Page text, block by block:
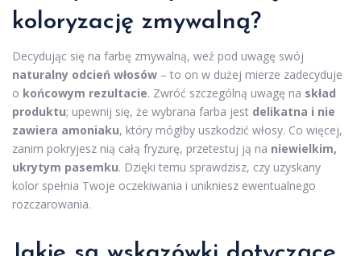
koloryzację zmywalną?
Decydując się na farbę zmywalną, weź pod uwagę swój
naturalny odcień włosów – to on w dużej mierze zadecyduje
o końcowym rezultacie. Zwróć szczególną uwagę na skład
produktu; upewnij się, że wybrana farba jest delikatna i nie
zawiera amoniaku, który mógłby uszkodzić włosy. Co więcej,
zanim pokryjesz nią całą fryzurę, przetestuj ją na niewielkim,
ukrytym pasemku. Dzięki temu sprawdzisz, czy uzyskany
kolor spełnia Twoje oczekiwania i unikniesz ewentualnego
rozczarowania.